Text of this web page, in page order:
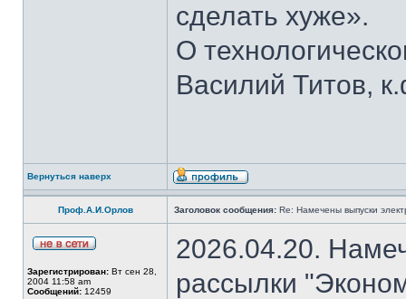
сделать хуже».
О
Василий Титов,
Вернуться наверх
Проф.А.И.Орлов Заголовок сообщения: Re: Намечены выпуски
Зарегистрирован: Вт сен 28,
2004 11:58 am
Сообщений: 12459
2026.04.20.
рассылки